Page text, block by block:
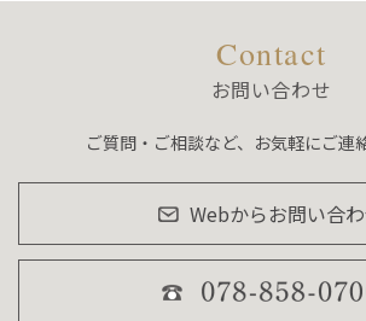
Contact
お問い合わせ
ご質問・ご相談など、お気軽にご連
Webからお問い合